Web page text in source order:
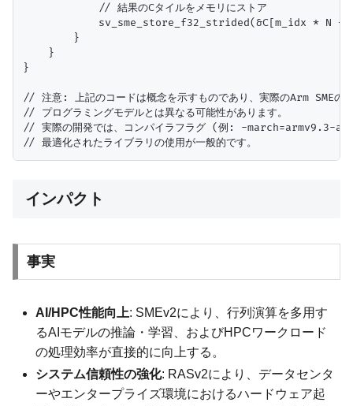
            // 結果のCタイルをメモリにストア
sv_sme_store_f32_strided(&C[m_idx * N +
        }
    }
}
// 注意: 上記のコードは概念を示すものであり、実際のArm
// プログラミングモデルとは異なる可能性があります。
// 実際の開発では、コンパイラフラグ (例: -march=armv9.3-
インパクト
事実
AI/HPC性能向上: SMEv2により、行列演算を多用す
るAIモデルの推論・学習、およびHPCワークロード
の処理効率が直接的に向上する。
システム信頼性の強化: RASv2により、データセンタ
ーやエンタープライズ環境におけるハードウェア起